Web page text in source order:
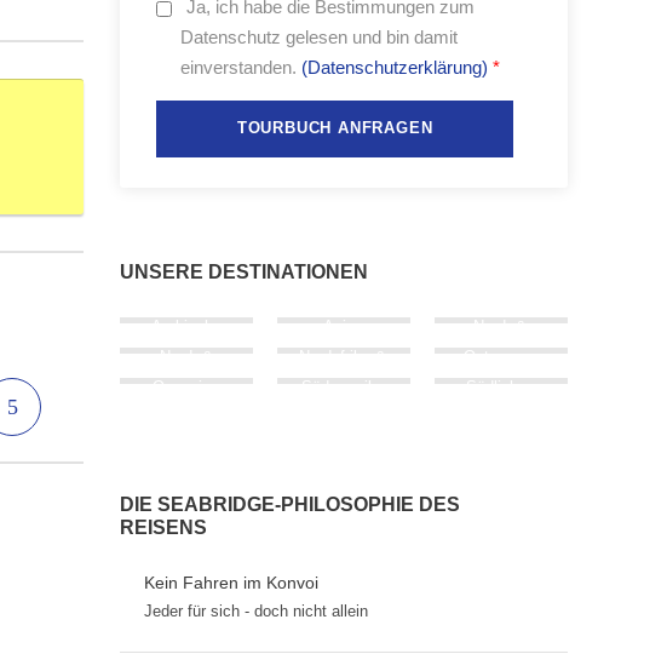
Ja, ich habe die Bestimmungen zum
Datenschutz gelesen und bin damit
einverstanden. (Datenschutzerklärung) *
UNSERE DESTINATIONEN
Arabische
Halbinsel
Asien
Nord- &
Mittel­amerika
Nord- &
West­europa
Nordafrika &
Südeuropa
Osteuropa
Ozeanien
Süd­amerika
Südliches
DIE SEABRIDGE-PHILOSOPHIE DES
REISENS
Kein Fahren im Konvoi
Jeder für sich - doch nicht allein